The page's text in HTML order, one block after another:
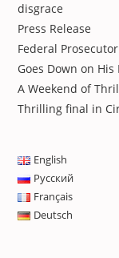
disgrace
Press Release
Federal
Goes Down on
A Weekend of
Thrilling final in
English
Русский
Français
Deutsch